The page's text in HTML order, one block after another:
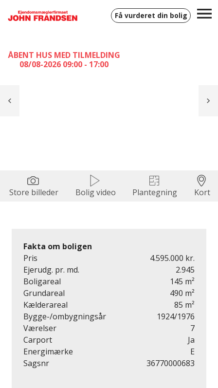
Få vurderet din bolig
ÅBENT HUS MED TILMELDING
08/08-2026 09:00 - 17:00
Store billeder Bolig video Plantegning Kort
Fakta om boligen
Pris
4.595.000 kr.
Ejerudg. pr. md.
2.945
Boligareal
145 m²
Grundareal
490 m²
Kælderareal
85 m²
Bygge-/ombygningsår
1924/1976
Værelser
7
Carport
Ja
Energimærke
E
Sagsnr
36770000683